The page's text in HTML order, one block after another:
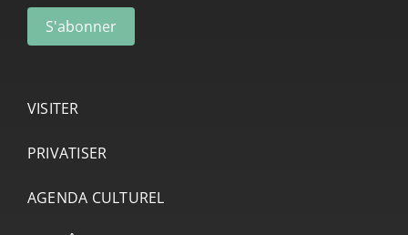
VISITER
PRIVATISER
AGENDA CULTUREL